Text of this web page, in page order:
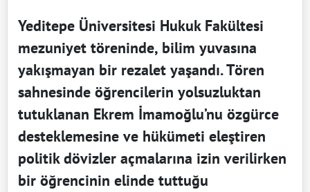
Yeditepe Üniversitesi Hukuk Fakültesi
mezuniyet töreninde, bilim yuvasına
yakışmayan bir rezalet yaşandı. Tören
sahnesinde öğrencilerin yolsuzluktan
tutuklanan Ekrem İmamoğlu’nu özgürce
desteklemesine ve hükümeti eleştiren
politik dövizler açmalarına izin verilirken
bir öğrencinin elinde tuttuğu